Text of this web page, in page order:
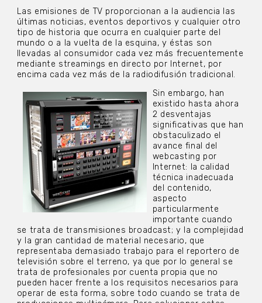
Las emisiones de TV proporcionan a la audiencia las
últimas noticias, eventos deportivos y cualquier otro
tipo de historia que ocurra en cualquier parte del
mundo o a la vuelta de la esquina, y éstas son
llevadas al consumidor cada vez más frecuentemente
mediante streamings en directo por Internet, por
encima cada vez más de la radiodifusión tradicional.
Sin embargo, han
existido hasta ahora
2 desventajas
significativas que han
obstaculizado el
avance final del
webcasting por
Internet: la calidad
técnica inadecuada
del contenido,
aspecto
particularmente
importante cuando
se trata de transmisiones broadcast; y la complejidad
y la gran cantidad de material necesario, que
representaba demasiado trabajo para el reportero de
televisión sobre el terreno, ya que por lo general se
trata de profesionales por cuenta propia que no
pueden hacer frente a los requisitos necesarios para
operar de esta forma, sobre todo cuando se trata de